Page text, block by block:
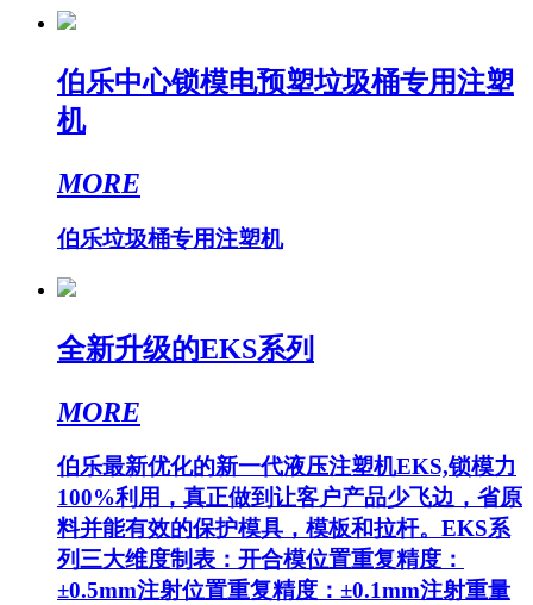
伯乐中心锁模电预塑垃圾桶专用注塑
机
MORE
伯乐垃圾桶专用注塑机
全新升级的EKS系列
MORE
伯乐最新优化的新一代液压注塑机EKS,锁模力
100%利用，真正做到让客户产品少飞边，省原
料并能有效的保护模具，模板和拉杆。EKS系
列三大维度制表：开合模位置重复精度：
±0.5mm注射位置重复精度：±0.1mm注射重量